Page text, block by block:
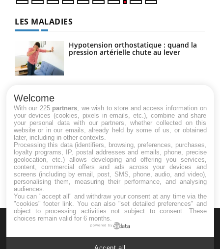
LES MALADIES
Hypotension orthostatique : quand la
pression artérielle chute au lever
Maladie de Charcot (Sclérose latérale
amyotrophique)
Welcome
With our 225 partners , we wish to store and access information on
your devices (cookies, pixels in emails, etc.), combine and share
your personal data with our partners, whether collected on this
website or in our emails, already held by some of us, or obtained
later, including in other contexts.
Processing this data (identifiers, browsing, preferences, purchases,
loyalty programs, IP, postal addresses and emails, phone, precise
geolocation, etc.) allows developing and offering you services,
content, commercial offers and ads across your devices and
screens (including by email, post, SMS, phone, audio, and video),
personalising them, measuring their performance, and analysing
audiences.
You can "accept all" and withdraw your consent at any time via the
"cookies" footer link . You can also "set detailed preferences" and
object to processing activities not subject to consent. These
choices remain valid for 6 months.
powered by
Accept all